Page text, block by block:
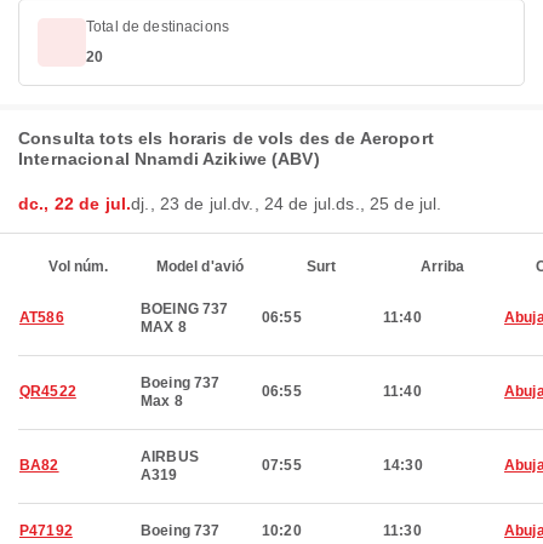
Total de destinacions
20
Consulta tots els horaris de vols des de Aeroport
Internacional Nnamdi Azikiwe (ABV)
dc., 22 de jul.dj., 23 de jul.dv., 24 de jul.ds., 25 de jul.
Vol núm. Model d'avió Surt Arriba
AT586
BOEING 737
MAX 8
06:55 11:40
QR4522
Boeing 737
Max 8
06:55 11:40
BA82
AIRBUS
A319
07:55 14:30
P47192 Boeing 737 10:20 11:30